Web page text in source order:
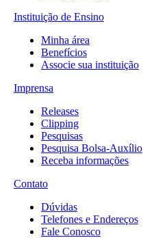
Instituição de Ensino
Minha área
Benefícios
Associe sua instituição
Imprensa
Releases
Clipping
Pesquisas
Pesquisa Bolsa-Auxílio
Receba informações
Contato
Dúvidas
Telefones e Endereços
Fale Conosco